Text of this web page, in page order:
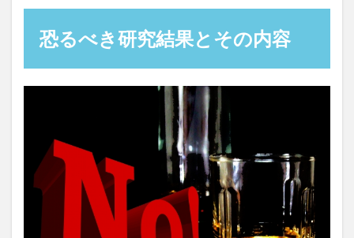
恐るべき研究結果とその内容